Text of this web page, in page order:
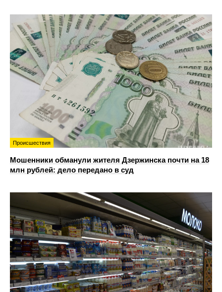
Происшествия
Мошенники обманули жителя Дзержинска почти на 18
млн рублей: дело передано в суд